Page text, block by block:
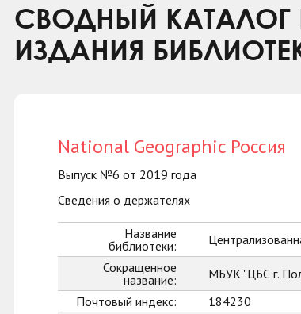
СВОДНЫЙ КАТАЛОГ
ИЗДАНИЯ
National Geographic Россия
Выпуск №6 от 2019 года
Сведения о держателях
Название
библиотеки:
Сокращенное
название:
МБУК "ЦБС г.
Почтовый индекс:
184230